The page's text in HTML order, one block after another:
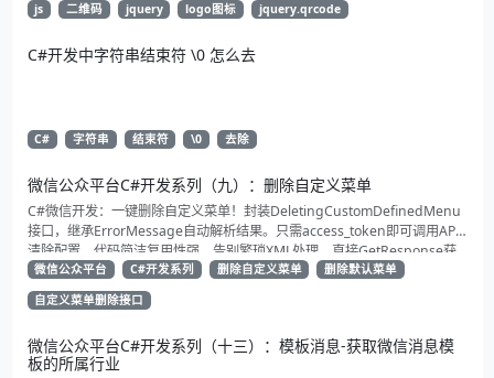
js 二维码 jquery logo图标 jquery.qrcode
C#开发中字符串结束符 \0 怎么去
C# 字符串 结束符 \0 去除
微信公众平台C#开发系列（九）：删除自定义菜单
C#微信开发：一键删除自定义菜单！封装DeletingCustomDefinedMenu
接口，继承ErrorMessage自动解析结果。只需access_token即可调用API
清除配置。代码简洁复用性强，告别繁琐XML处理，直接GetResponse获
取状态。适合动态管理公众号的开发者，建议收藏备用！
微信公众平台 C#开发系列 删除自定义菜单
删除默认菜单
自定义菜单删除接口
微信公众平台C#开发系列（十三）：模板消息-获取微信消息模
板的所属行业